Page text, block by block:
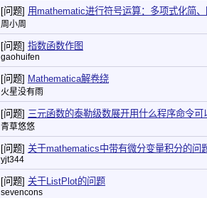
[问题] 用mathematic进行符号运算：多项式化简
周小周
[问题] 指数函数作图
gaohuifen
[问题] Mathematica解卷绕
火星没有雨
[问题] 三元函数的泰勒级数展开用什么程序命令可
青草悠悠
[问题] 关于mathematics中带有微分变量积分的问
yjt344
[问题] 关于ListPlot的问题
sevencons